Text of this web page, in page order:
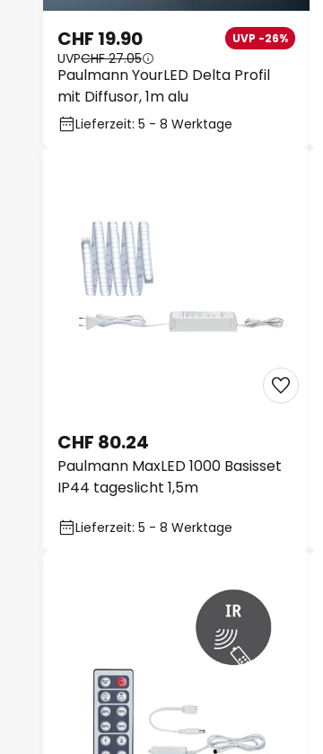
Paulmann YourLED Delta Profil
mit Diffusor, 1m alu
CHF 19.90 UVP -26%
UVPCHF 27.05
Lieferzeit: 5 - 8 Werktage
Paulmann MaxLED 1000 Basisset
IP44 tageslicht 1,5m
CHF 80.24
Lieferzeit: 5 - 8 Werktage